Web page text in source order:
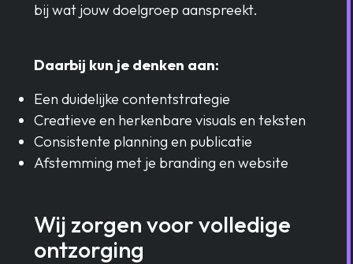
bij wat jouw doelgroep aanspreekt.
Daarbij kun je denken aan:
Een duidelijke contentstrategie
Creatieve en herkenbare visuals en teksten
Consistente planning en publicatie
Afstemming met je branding en website
Wij zorgen voor volledige
ontzorging